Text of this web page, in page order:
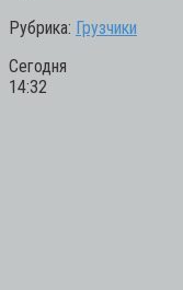
Рубрика: Грузчики
Сегодня
14:32